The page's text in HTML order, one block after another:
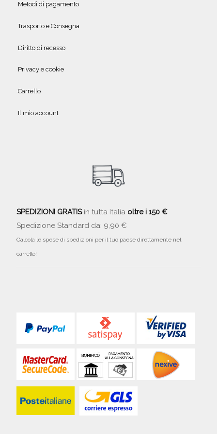
Metodi di pagamento
Trasporto e Consegna
Diritto di recesso
Privacy e cookie
Carrello
Il mio account
SPEDIZIONI GRATISin tutta Italia oltre i 150 €
Spedizione Standard da: 9,90 €
Calcola le spese di spedizioni per il tuo paese direttamente nel
carrello!